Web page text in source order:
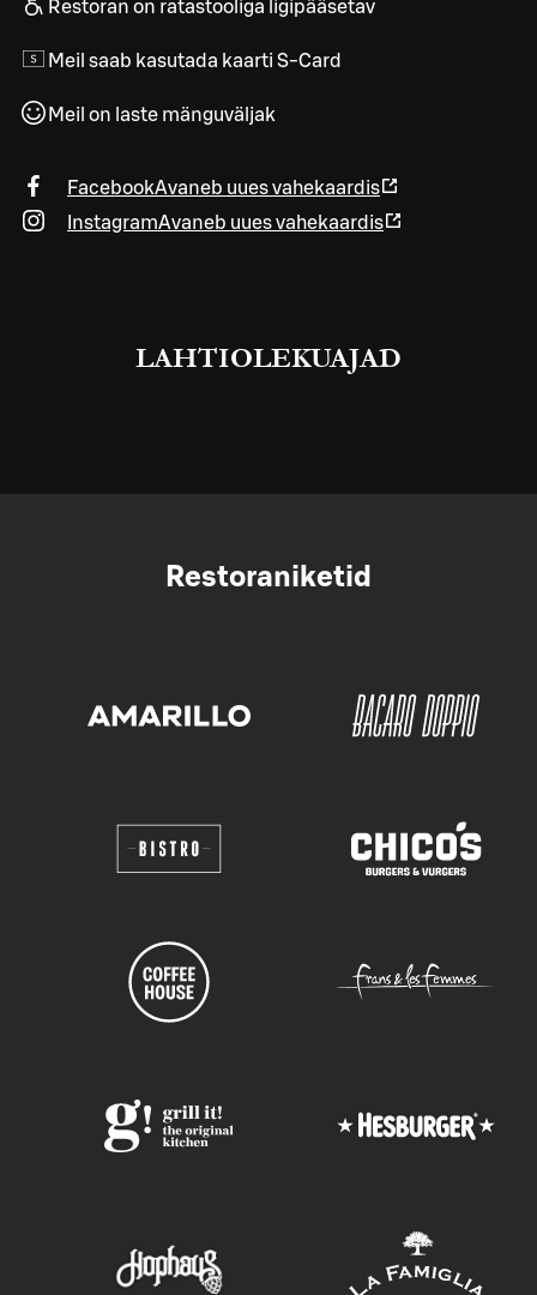
Restoran on ratastooliga ligipääsetav
Meil saab kasutada kaarti S-Card
Meil on laste mänguväljak
FacebookAvaneb uues vahekaardis
InstagramAvaneb uues vahekaardis
LAHTIOLEKUAJAD
Restoraniketid